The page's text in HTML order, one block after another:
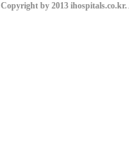
Copyright by 2013 ihospitals.co.kr.